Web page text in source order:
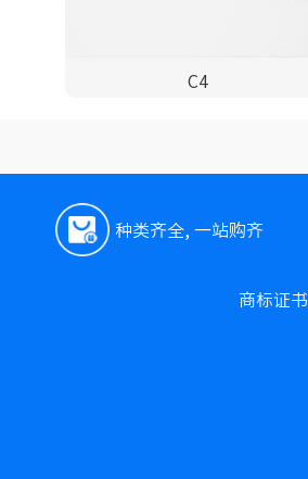
C4
种类齐全, 一站购齐
商标证书